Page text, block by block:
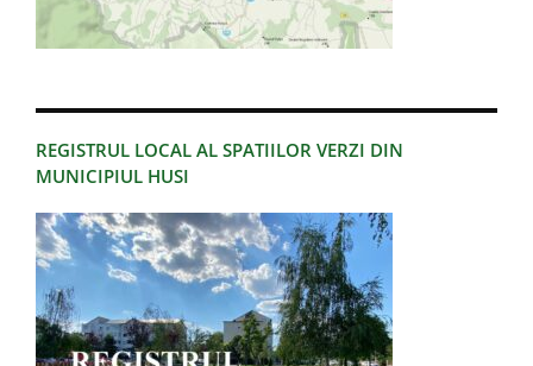
REGISTRUL LOCAL AL SPATIILOR VERZI DIN
MUNICIPIUL HUSI